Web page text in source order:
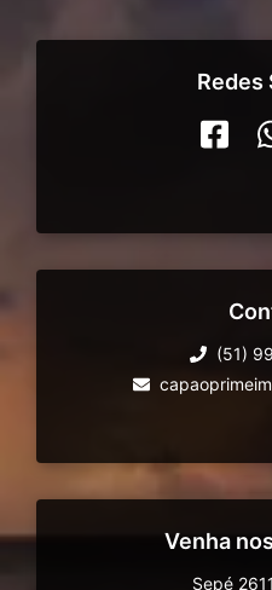
Redes
(51)
Venha
Sepé